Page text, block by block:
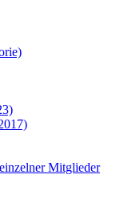
Mitglieder